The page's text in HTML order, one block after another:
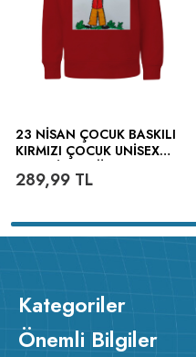
23 NISAN ÇOCUK BASKILI
KIRMIZI ÇOCUK UNISEX
289,99 TL
Kategoriler
Önemli Bilgiler